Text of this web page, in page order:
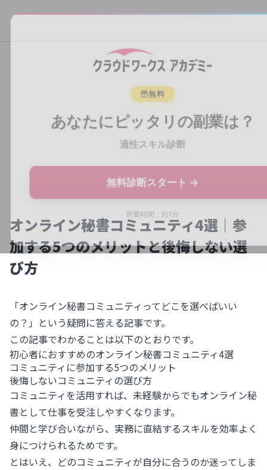
オンライン秘書コミュニティ4選｜参
加する5つのメリットと後悔しない選
び方
「オンライン秘書コミュニティってどこを選べばいい
の？」という疑問に答える記事です。
この記事でわかることは以下のとおりです。
初心者におすすめのオンライン秘書コミュニティ4選
コミュニティに参加する5つのメリット
後悔しないコミュニティの選び方
コミュニティを活用すれば、未経験からでもオンライン秘
書として仕事を受注しやすくなります。
仲間と学び合いながら、実務に直結するスキルを効率よく
身につけられるためです。
とはいえ、どのコミュニティが自分に合うのか迷ってしま